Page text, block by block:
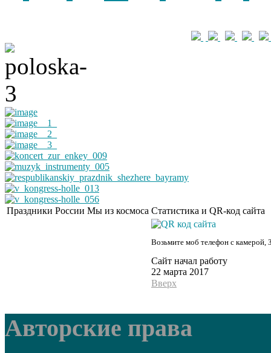
Праздники России Мы из космоса Статистика и QR-код сайта
Возьмите моб телефон с камерой,
Сайт начал работу
22 марта 2017
Вверх
Авторские права